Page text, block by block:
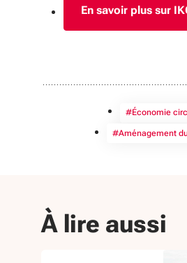
En savoir plus sur
#Économie
#Aménagement
À lire aussi